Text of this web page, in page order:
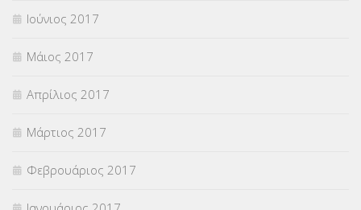
Ιούνιος 2017
Μάιος 2017
Απρίλιος 2017
Μάρτιος 2017
Φεβρουάριος 2017